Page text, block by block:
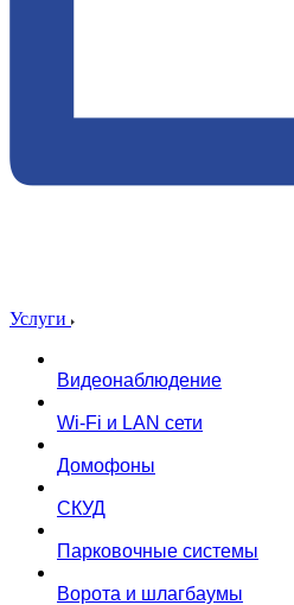
Услуги
Видеонаблюдение
Wi-Fi и LAN сети
Домофоны
СКУД
Парковочные системы
Ворота и шлагбаумы